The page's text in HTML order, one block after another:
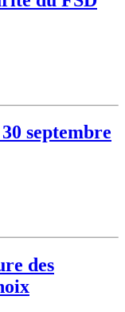
septembre
des